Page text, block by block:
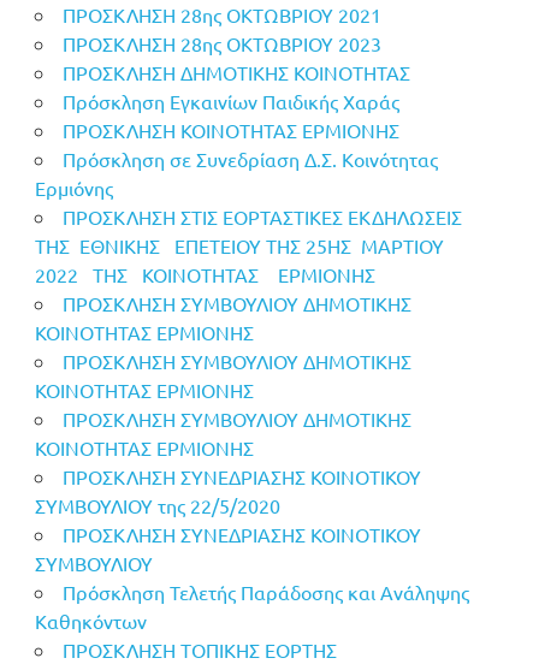
ΠΡΟΣΚΛΗΣΗ 28ης ΟΚΤΩΒΡΙΟΥ 2021
ΠΡΟΣΚΛΗΣΗ 28ης ΟΚΤΩΒΡΙΟΥ 2023
ΠΡΟΣΚΛΗΣΗ ΔΗΜΟΤΙΚΗΣ ΚΟΙΝΟΤΗΤΑΣ
Πρόσκληση Εγκαινίων Παιδικής Χαράς
ΠΡΟΣΚΛΗΣΗ ΚΟΙΝΟΤΗΤΑΣ ΕΡΜΙΟΝΗΣ
Πρόσκληση σε Συνεδρίαση Δ.Σ. Κοινότητας
Ερμιόνης
ΠΡΟΣΚΛΗΣΗ ΣΤΙΣ ΕΟΡΤΑΣΤΙΚΕΣ ΕΚΔΗΛΩΣΕΙΣ
ΤΗΣ ΕΘΝΙΚΗΣ ΕΠΕΤΕΙΟΥ ΤΗΣ 25ΗΣ ΜΑΡΤΙΟΥ
2022 ΤΗΣ ΚΟΙΝΟΤΗΤΑΣ ΕΡΜΙΟΝΗΣ
ΠΡΟΣΚΛΗΣΗ ΣΥΜΒΟΥΛΙΟΥ ΔΗΜΟΤΙΚΗΣ
ΚΟΙΝΟΤΗΤΑΣ ΕΡΜΙΟΝΗΣ
ΠΡΟΣΚΛΗΣΗ ΣΥΜΒΟΥΛΙΟΥ ΔΗΜΟΤΙΚΗΣ
ΚΟΙΝΟΤΗΤΑΣ ΕΡΜΙΟΝΗΣ
ΠΡΟΣΚΛΗΣΗ ΣΥΜΒΟΥΛΙΟΥ ΔΗΜΟΤΙΚΗΣ
ΚΟΙΝΟΤΗΤΑΣ ΕΡΜΙΟΝΗΣ
ΠΡΟΣΚΛΗΣΗ ΣΥΝΕΔΡΙΑΣΗΣ ΚΟΙΝΟΤΙΚΟΥ
ΣΥΜΒΟΥΛΙΟΥ της 22/5/2020
ΠΡΟΣΚΛΗΣΗ ΣΥΝΕΔΡΙΑΣΗΣ ΚΟΙΝΟΤΙΚΟΥ
ΣΥΜΒΟΥΛΙΟΥ
Πρόσκληση Τελετής Παράδοσης και Ανάληψης
Καθηκόντων
ΠΡΟΣΚΛΗΣΗ ΤΟΠΙΚΗΣ ΕΟΡΤΗΣ